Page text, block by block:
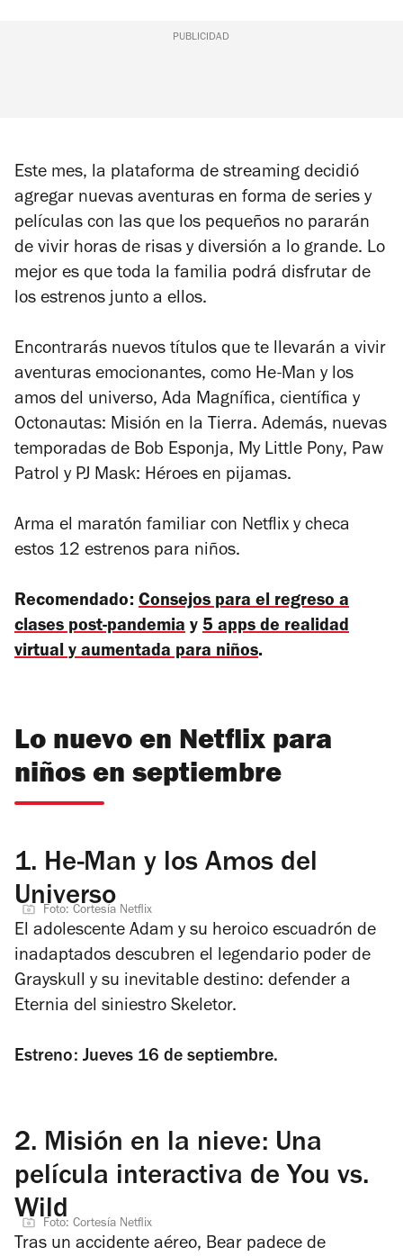
PUBLICIDAD
Este mes, la plataforma de streaming decidió
agregar nuevas aventuras en forma de series y
películas con las que los pequeños no pararán
de vivir horas de risas y diversión a lo grande. Lo
mejor es que toda la familia podrá disfrutar de
los estrenos junto a ellos.
Encontrarás nuevos títulos que te llevarán a vivir
aventuras emocionantes, como He-Man y los
amos del universo, Ada Magnífica, científica y
Octonautas: Misión en la Tierra. Además, nuevas
temporadas de Bob Esponja, My Little Pony, Paw
Patrol y PJ Mask: Héroes en pijamas.
Arma el maratón familiar con Netflix y checa
estos 12 estrenos para niños.
Recomendado: Consejos para el regreso a
clases post-pandemia y 5 apps de realidad
virtual y aumentada para niños.
Lo nuevo en Netflix para
niños en septiembre
1. He-Man y los Amos del
Universo
Foto: Cortesía Netflix
El adolescente Adam y su heroico escuadrón de
inadaptados descubren el legendario poder de
Grayskull y su inevitable destino: defender a
Eternia del siniestro Skeletor.
Estreno: Jueves 16 de septiembre.
2. Misión en la nieve: Una
película interactiva de You vs.
WildFoto: Cortesía Netflix
Tras un accidente aéreo, Bear padece de